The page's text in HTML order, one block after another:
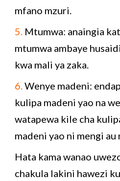
mfano mzuri.
5. Mtumwa: anaingia
mtumwa ambaye
kwa mali ya zaka.
6. Wenye madeni:
kulipa madeni yao na
watapewa kile cha
madeni yao ni mengi au
Hata kama wanao
chakula lakini hawezi